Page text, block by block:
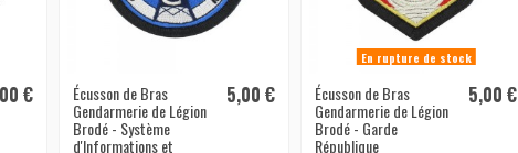
€ Écusson de Bras
Gendarmerie de Légion
Brodé - Système
d'Informations et
5,00 €
En rupture de stock
Écusson de Bras
Gendarmerie de Légion
Brodé - Garde
République
5,00 €